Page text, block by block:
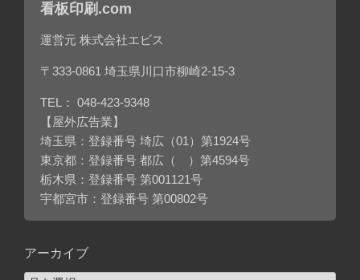
看板印刷.com
運営元 株式会社エビス
〒333-0861 埼玉県川口市柳崎2-15-3
TEL： 048-423-9348
【屋外広告業】
埼玉県：登録番号 埼広（01）第1924号
東京都：登録番号 都広（ ）第4594号
栃木県：登録番号 第001121号
宇都宮市：登録番号 第00802号
アーカイブ